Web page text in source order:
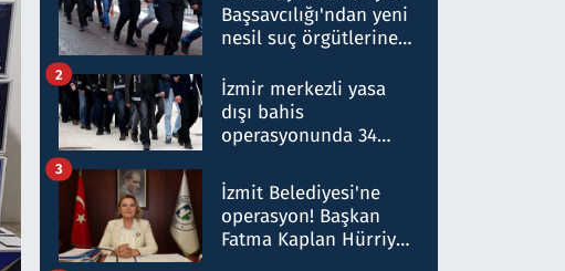
Başsavcılığı'ndan yeni
nesil suç örgütlerine
hakkında gözaltı kararı
İzmir merkezli yasa
dışı bahis
operasyonunda 34
Milyar liralık para
trafiği tespit edildi
2
İzmit Belediyesi'ne
operasyon! Başkan
Fatma Kaplan Hürriyet
3